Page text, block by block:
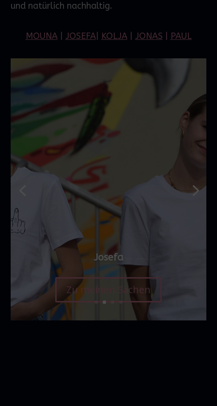
und natürlich nachhaltig.
MOUNA| JOSEFA| KOLJA| JONAS PAUL
Josefa
Zu meinen Sachen